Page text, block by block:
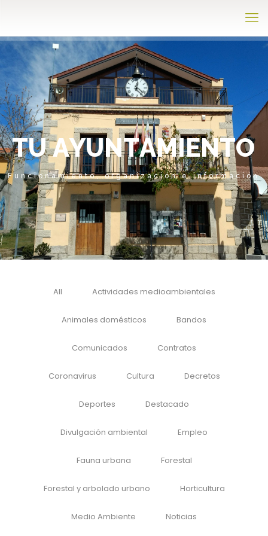
TU AYUNTAMIENTO
Funcionamiento, organización e información
All Actividades medioambientales
Animales domésticos Bandos
Comunicados Contratos
Coronavirus Cultura Decretos
Deportes Destacado
Divulgación ambiental Empleo
Fauna urbana Forestal
Forestal y arbolado urbano Horticultura
Medio Ambiente Noticias